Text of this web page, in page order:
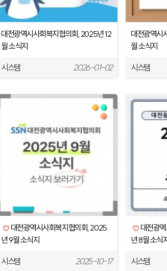
대전광역시사회복지협의회, 2025년 12
월 소식지
시스템 2026-01-02
대전광역시
월 소식지
시스템
대전광역시사회복지협의회, 2025
년 9월 소식지
시스템 2025-10-17
대전광
년 8월 소식지
시스템